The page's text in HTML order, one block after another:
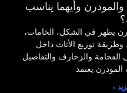
والمودرن وأيهما يناسب
يظهر في الشكل، الخامات،
وطريقة توزيع الأثاث داخل
الفخامة والزخارف والتفاصيل
المودرن يعتمد
»